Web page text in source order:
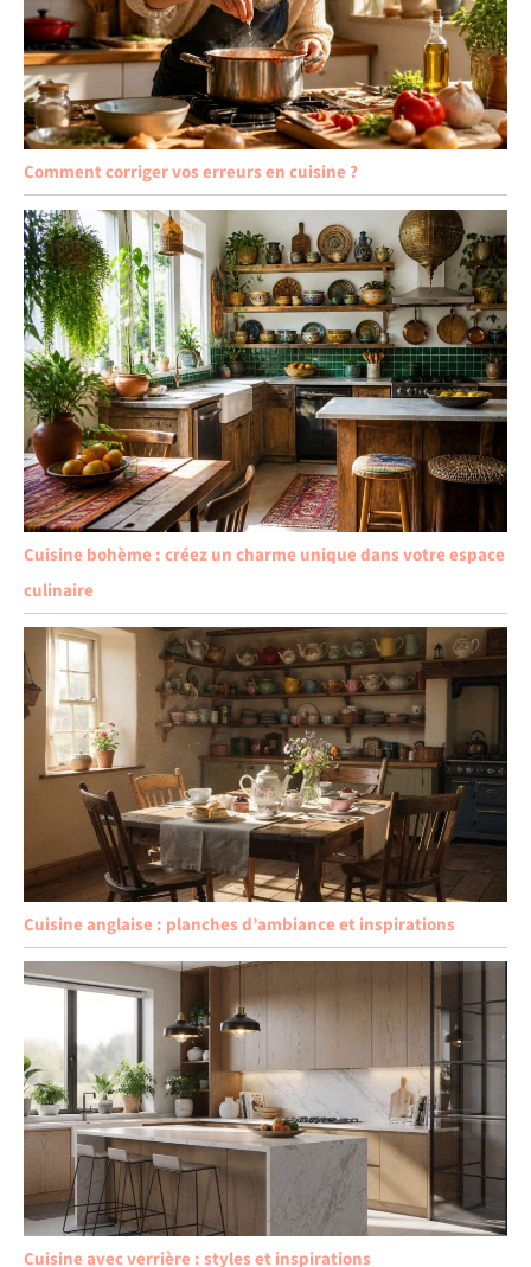
Comment corriger vos erreurs en cuisine ?
Cuisine bohème : créez un charme unique dans votre espace
culinaire
Cuisine anglaise : planches d’ambiance et inspirations
Cuisine avec verrière : styles et inspirations